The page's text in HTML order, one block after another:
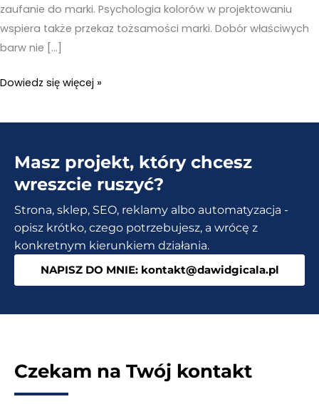
zaufanie do marki. Psychologia kolorów w projektowaniu
wspiera także przekaz tożsamości marki. Dobór właściwych
barw nie […]
Rola
kolorów
projektowaniu
sklepów
Dowiedz się więcej »
Masz projekt, który chcesz
wreszcie ruszyć?
Strona, sklep, SEO, reklamy albo automatyzacja -
opisz krótko, czego potrzebujesz, a wrócę z
konkretnym kierunkiem działania.
NAPISZ DO MNIE: kontakt@dawidgicala.pl
Czekam na Twój kontakt